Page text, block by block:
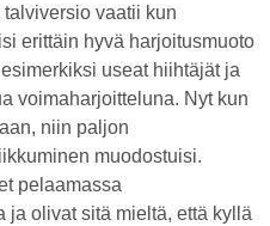
vaatii kun
erittäin hyvä harjoitusmuoto
useat hiihtäjät ja
voimaharjoitteluna. Nyt kun
niin paljon
muodostuisi.
pelaamassa
ja olivat sitä mieltä, että kyllä